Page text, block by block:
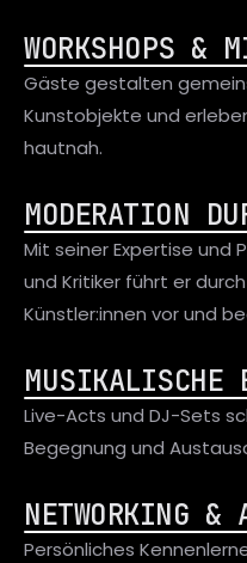
WORKSHOPS &
Gäste gestalten
Kunstobjekte und
hautnah.
MODERATION
Mit seiner Expertise und
und Kritiker führt er
Künstler:innen vor und
MUSIKALISCHE
Live-Acts und DJ-Sets
Begegnung und
NETWORKING &
Persönliches